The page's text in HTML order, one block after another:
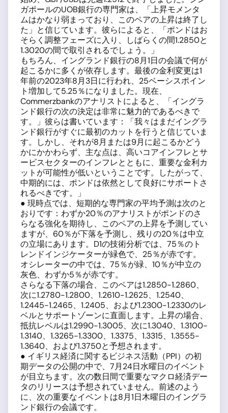
ガポールのUOB銀行の専門家は、「上昇モメンタ
ムはかなり弱まっており、このペアの上昇は終了し
た」と信じています。彼らによると、「ポンドはお
そらく調整フェーズに入り、しばらくの間1.2850と
1.3020の間で取引されるでしょう。」
もちろん、イングランド銀行の8月1日の会議で何が
起こるかに多くが依存します。最後の金利変更は1
年前の2023年8月3日に行われ、25ベーシスポイン
ト増加して5.25％になりました。現在、
Commerzbankのアナリストによると、「イングラ
ンド銀行の次の決定は非常に魅力的であるべきで
す。」彼らは書いています：「我々はまだイングラ
ンド銀行がすぐに最初のカットを行うと信じていま
す。しかし、それが8月または9月に起こるかどう
かにかかわらず、主な点は、高いコアインフレとサ
ービスセクターのインフレとともに、重要な金利カ
ットが可能性が低いということです。したがって、
中期的には、ポンドは依然として良好にサポートさ
れるべきです。」
● 現時点では、短期的な専門家の平均予測は次のと
おりです：わずか20％のアナリストがポンドのさ
らなる強化を期待し、このペアの上昇を予測してい
ますが、60％が下落を予測し、残りの20％は中立
の立場にあります。D1の技術分析では、75％のト
レンドインジケーターが緑色で、25％が赤です。
オシレーターの中では、75％が緑、10％が中立の
灰色、わずか5％が赤です。
さらなる下落の場合、このペアは1.2850-1.2860、
次に1.2780-1.2800、1.2610-1.2625、1.2540、
1.2445-1.2465、1.2405、および1.2300-1.2330のレ
ベルとサポートゾーンに直面します。上昇の場合、
抵抗レベルは1.2990-1.3005、次に1.3040、1.3100-
1.3140、1.3265-1.3300、1.3375、1.3315、1.3555-
1.3640、および1.3750と予想されます。
● イギリス経済に関するビジネス活動（PPI）の初
期データの公開の中で、7月24日水曜日のイベント
が目立ちます。次の数日間で重要なマクロ経済デー
タのリリースは予想されていません。前述のよう
に、次の重要なイベントは8月1日木曜日のイングラ
ンド銀行の会議です。